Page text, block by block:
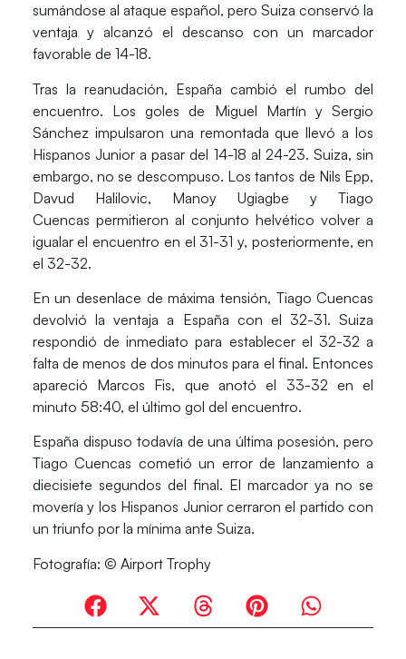
sumándose al ataque español, pero Suiza conservó la
ventaja y alcanzó el descanso con un marcador
favorable de 14-18.
Tras la reanudación, España cambió el rumbo del
encuentro. Los goles de Miguel Martín ySergio
Sánchez impulsaron una remontada que llevó a los
Hispanos Junior a pasar del 14-18 al 24-23. Suiza, sin
embargo, no se descompuso. Los tantos de Nils Epp,
Davud Halilovic, Manoy Ugiagbe yTiago
Cuencas permitieron al conjunto helvético volver a
igualar el encuentro en el 31-31 y, posteriormente, en
el 32-32.
En un desenlace de máxima tensión, Tiago Cuencas
devolvió la ventaja a España con el 32-31. Suiza
respondió de inmediato para establecer el 32-32 a
falta de menos de dos minutos para el final. Entonces
apareció Marcos Fis, que anotó el 33-32 en el
minuto 58:40, el último gol del encuentro.
España dispuso todavía de una última posesión, pero
Tiago Cuencas cometió un error de lanzamiento a
diecisiete segundos del final. El marcador ya no se
movería y los Hispanos Juniorcerraron el partido con
un triunfo por la mínima ante Suiza.
Fotografía: © Airport Trophy